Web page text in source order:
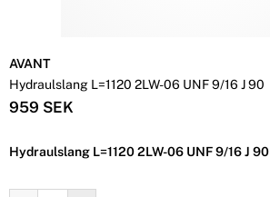
AVANT
Hydraulslang L=1120 2LW-06 UNF 9/16 J 90
959 SEK
Hydraulslang L=1120 2LW-06 UNF 9/16 J 90